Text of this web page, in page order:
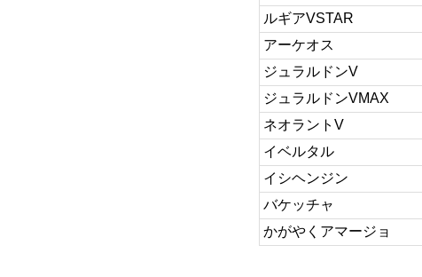
ルギアVSTAR
アーケオス
ジュラルドンV
ジュラルドンVMAX
ネオラントV
イベルタル
イシヘンジン
バケッチャ
かがやくアマージョ